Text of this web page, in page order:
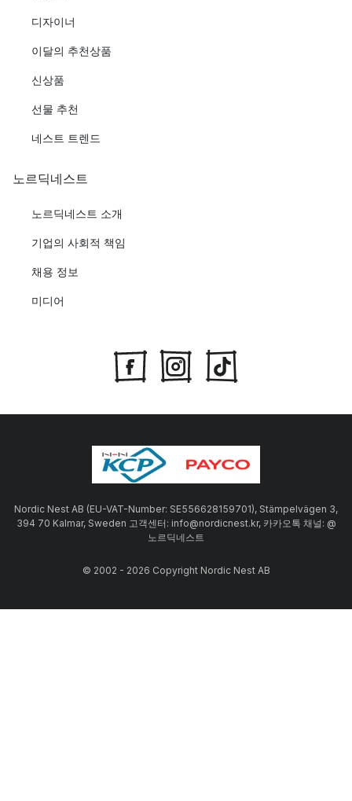
디자이너
이달의 추천상품
신상품
선물 추천
네스트 트렌드
노르딕네스트
노르딕네스트 소개
기업의 사회적 책임
채용 정보
미디어
Nordic Nest AB (EU-VAT-Number: SE556628159701), Stämpelvägen 3,
394 70 Kalmar, Sweden 고객센터: info@nordicnest.kr, 카카오톡 채널: @
노르딕네스트
© 2002 - 2026 Copyright Nordic Nest AB